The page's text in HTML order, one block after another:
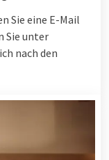
Sie eine E-Mail
Sie unter
nach den